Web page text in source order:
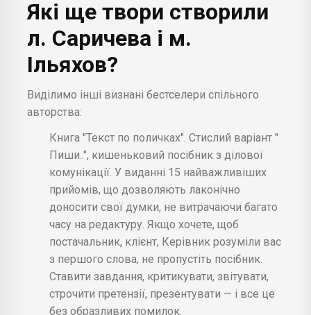
Які ще твори створили
л. Саричева і м.
Ільяхов?
Виділимо інші визнані бестселери спільного
авторства:
Книга "Текст по поличках". Стислий варіант "
Пиши..", кишеньковий посібник з ділової
комунікації. У виданні 15 найважливіших
прийомів, що дозволяють лаконічно
доносити свої думки, не витрачаючи багато
часу на редактуру. Якщо хочете, щоб
постачальник, клієнт, Керівник розуміли вас
з першого слова, не пропустіть посібник.
Ставити завдання, критикувати, звітувати,
строчити претензії, презентувати — і все це
без образливих помилок.